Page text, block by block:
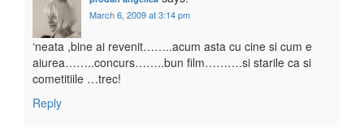
March 6, 2009 at 3:14 pm
‘neata ,bine ai revenit……..acum asta cu cine si cum e
aiurea……..concurs……..bun film……….si starile ca si
cometitiile …trec!
Reply